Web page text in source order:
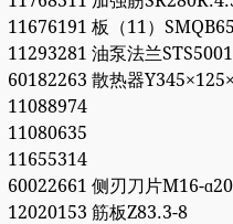
11676191 板（11）
11293281 油泵法兰
60182263 散热器
11088974
11080635
11655314
60022661 侧刃刀片M16-
12020153 筋板Z83.3-8